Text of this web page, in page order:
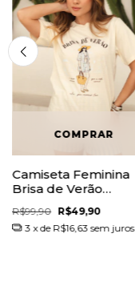
Camiseta Feminina
Brisa de Verão
Amarelo Manteiga
100% Algodão
R$99,90
R$49,90
3 x de R$16,63 sem juros